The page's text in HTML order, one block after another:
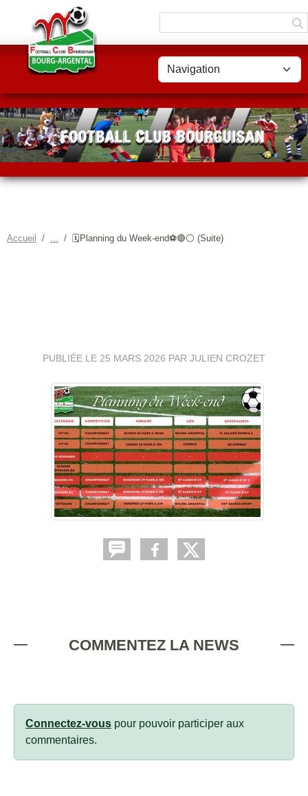
Accueil 🗓️Planning du Week-end⚽🔴⚪ (Suite)
PUBLIÉE LE 25 MARS 2026 PAR JULIEN CROZET
COMMENTEZ LA NEWS
Connectez-vous pour pouvoir participer aux
commentaires.
Panneau de gestion des cookies